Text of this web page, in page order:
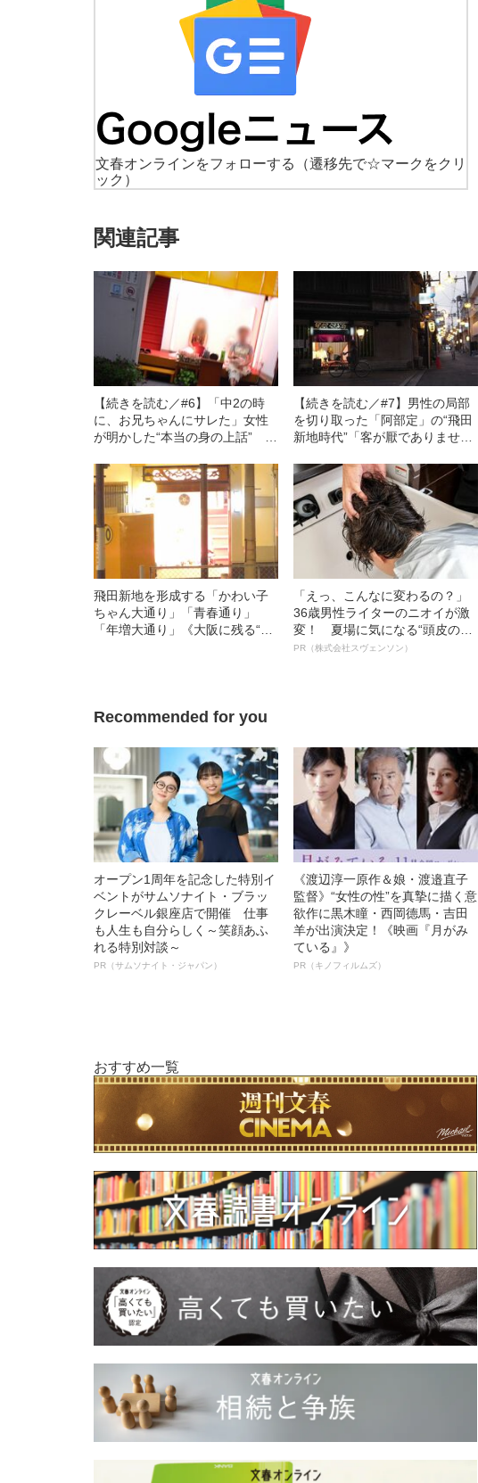
文春オンラインをフォローする
（遷移先で☆マークをクリ
ック）
関連記事
【続きを読む／#6】「中2の時
に、お兄ちゃんにサレた」女性
が明かした“本当の身の上話” 彼
のか？
【続きを読む／#7】男性の局部
を切り取った「阿部定」の“飛田
新地時代”「客が厭でありません
した」
飛田新地を形成する「かわい子
ちゃん大通り」「青春通り」
「年増大通り」《大阪に残る“さ
「えっ、こんなに変わるの？」
36歳男性ライターのニオイが激
変！ 夏場に気になる“頭皮のニ
オイ”や“ベタつき”を解消す
PR（株式会社スヴェンソン）
Recommended for you
オープン1周年を記念した特別イ
ベントがサムソナイト・ブラッ
クレーベル銀座店で開催 仕事
も人生も自分らしく～笑顔あふ
れる特別対談～
PR（サムソナイト・ジャパン）
《渡辺淳一原作＆娘・渡邉直子
監督》“女性の性”を真摯に描く意
欲作に黒木瞳・西岡德馬・吉田
羊が出演決定！《映画『月がみ
ている』》
PR（キノフィルムズ）
おすすめ一覧